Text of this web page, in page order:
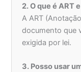
2. O que é ART
A ART
documento que
exigida por lei.
3. Posso usar